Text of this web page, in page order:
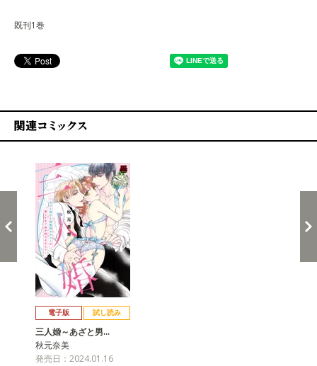
既刊1巻
電子版 試し読み
三人婚～あざと男…
秋元奈美
発売日：2024.01.16